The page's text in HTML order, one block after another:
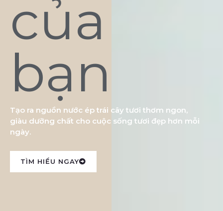
của
bạn
Tạo ra nguồn nước ép trái cây tươi thơm ngon,
giàu dưỡng chất cho cuộc sống tươi đẹp hơn mỗi
ngày.
TÌM HIỂU NGAY